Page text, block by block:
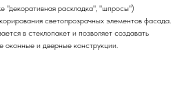
"декоративная раскладка", "шпросы")
светопрозрачных элементов фасада.
в стеклопакет и позволяет создавать
оконные и дверные конструкции.